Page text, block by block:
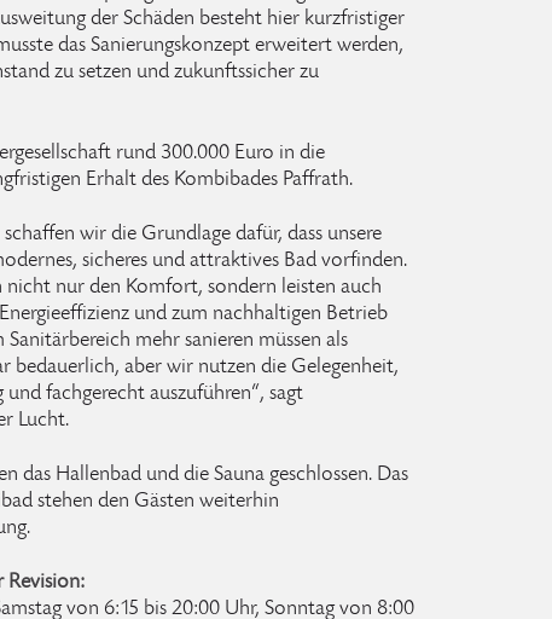
der Schäden besteht hier kurzfristiger
das Sanierungskonzept erweitert werden,
zu setzen und zukunftssicher zu
rund 300.000 Euro in die
Erhalt des Kombibades Paffrath.
wir die Grundlage dafür, dass unsere
sicheres und attraktives Bad vorfinden.
nicht nur den Komfort, sondern leisten auch
und zum nachhaltigen Betrieb
Sanitärbereich mehr sanieren müssen als
bedauerlich, aber wir nutzen die Gelegenheit,
fachgerecht auszuführen“, sagt
Lucht.
das Hallenbad und die Sauna geschlossen. Das
stehen den Gästen weiterhin
Revision:
von 6:15 bis 20:00 Uhr, Sonntag von 8:00